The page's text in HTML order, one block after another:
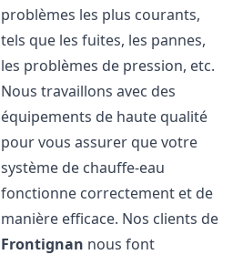
problèmes les plus courants,
tels que les fuites, les pannes,
les problèmes de pression, etc.
Nous travaillons avec des
équipements de haute qualité
pour vous assurer que votre
système de chauffe-eau
fonctionne correctement et de
manière efficace. Nos clients de
Frontignan nous font